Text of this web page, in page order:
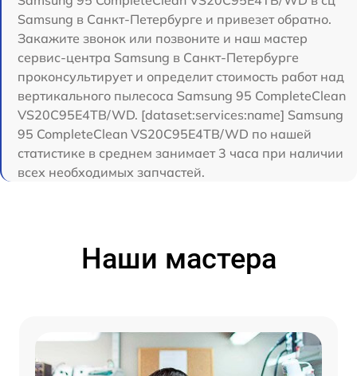
Samsung в Санкт-Петербурге и привезет обратно.
Закажите звонок или позвоните и наш мастер
сервис-центра Samsung в Санкт-Петербурге
проконсультирует и определит стоимость работ над
вертикального пылесоса Samsung 95 CompleteClean
VS20C95E4TB/WD. [dataset:services:name] Samsung
95 CompleteClean VS20C95E4TB/WD по нашей
статистике в среднем занимает 3 часа при наличии
всех необходимых запчастей.
Наши мастера